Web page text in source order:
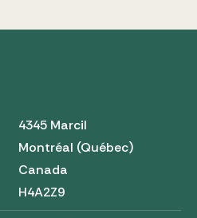
4345 Marcil
Montréal (Québec)
Canada
H4A2Z9